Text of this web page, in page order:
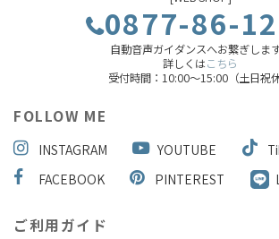
0877-86-
自動音声ガイダンスへお繋ぎします
詳しくはこちら
受付時間：10:00～15:00（土日祝休
FOLLOW ME
INSTAGRAM YOUTUBE
FACEBOOK
PINTEREST
ご利用ガイド